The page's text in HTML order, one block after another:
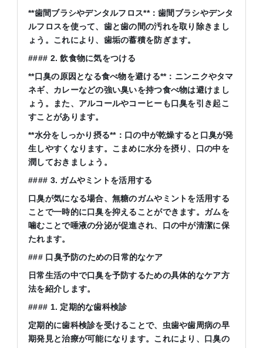
**歯間ブラシやデンタルフロス**：歯間ブラシやデンタ
ルフロスを使って、歯と歯の間の汚れを取り除きまし
ょう。これにより、歯垢の蓄積を防ぎます。
#### 2. 飲食物に気をつける
**口臭の原因となる食べ物を避ける**：ニンニクやタマ
ネギ、カレーなどの強い臭いを持つ食べ物は避けまし
ょう。また、アルコールやコーヒーも口臭を引き起こ
すことがあります。
**水分をしっかり摂る**：口の中が乾燥すると口臭が発
生しやすくなります。こまめに水分を摂り、口の中を
潤しておきましょう。
#### 3. ガムやミントを活用する
口臭が気になる場合、無糖のガムやミントを活用する
ことで一時的に口臭を抑えることができます。ガムを
噛むことで唾液の分泌が促進され、口の中が清潔に保
たれます。
### 口臭予防のための日常的なケア
日常生活の中で口臭を予防するための具体的なケア方
法を紹介します。
#### 1. 定期的な歯科検診
定期的に歯科検診を受けることで、虫歯や歯周病の早
期発見と治療が可能になります。これにより、口臭の